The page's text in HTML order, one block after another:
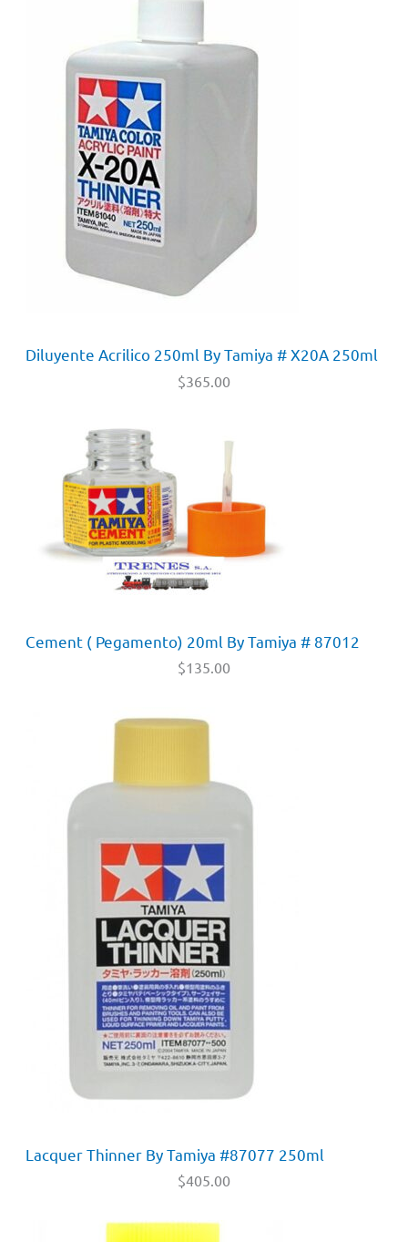
Diluyente Acrilico 250ml By Tamiya # X20A 250ml
$365.00
Cement ( Pegamento) 20ml By Tamiya # 87012
$135.00
Lacquer Thinner By Tamiya #87077 250ml
$405.00